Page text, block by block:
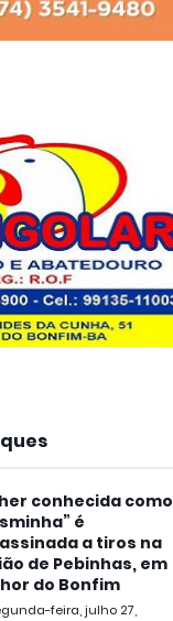
conhecida como
é
a tiros na
de Pebinhas, em
do Bonfim
feira, julho 27,